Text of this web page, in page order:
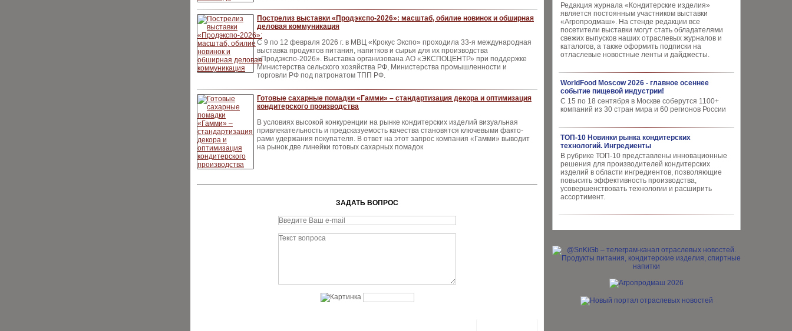
Редакция журнала «Кондитерские изделия»
является постоянным участником выставки
«Агропродмаш». На стенде редакции все
посетители выставки могут стать обладателями
свежих выпусков наших отраслевых журналов и
каталогов, а также оформить подписки на
отласлевые новостные ленты и дайджесты.
WorldFood Moscow 2026 - главное осеннее
событие пищевой индустрии!
С 15 по 18 сентября в Москве соберутся 1100+
компаний из 30 стран мира и 60 регионов России
ТОП-10 Новинки рынка кондитерских
технологий. Ингредиенты
В рубрике ТОП-10 представлены инновационные
решения для производителей кондитерских
изделий в области ингредиентов, позволяющие
повысить эффективность производства,
усовершенствовать технологии и расширить
ассортимент.
Пострелиз выставки «Продэкспо-2026»: масштаб, обилие новинок и обширная
деловая коммуникация
С 9 по 12 февраля 2026 г. в МВЦ «Крокус Экспо» проходила 33-я международная
выставка продуктов питания, напитков и сырья для их производства
«Продэкспо-2026». Выставка организована АО «ЭКСПОЦЕНТР» при поддержке
Министерства сельского хозяйства РФ, Министерства промышленности и
торговли РФ под патронатом ТПП РФ.
Готовые сахарные помадки «Гамми» – стандартизация декора и оптимизация
кондитерского производства
В условиях высокой кон­куренции на рынке конди­терских изделий визуальная
привлекательность и пред­сказуемость качества ста­новятся ключевыми факто­
рами удержания покупателя. В ответ на этот запрос компания «Гамми» выводит
на рынок две линейки готовых сахарных помадок
ЗАДАТЬ ВОПРОС